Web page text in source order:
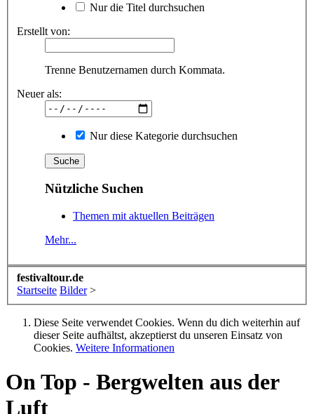
Nur die Titel durchsuchen
Erstellt von:
Trenne Benutzernamen durch Kommata.
Neuer als:
Nur diese Kategorie durchsuchen
Nützliche Suchen
Themen mit aktuellen Beiträgen
Mehr...
festivaltour.de
Startseite Bilder >
Diese Seite verwendet Cookies. Wenn du dich weiterhin auf
dieser Seite aufhältst, akzeptierst du unseren Einsatz von
Cookies. Weitere Informationen
On Top - Bergwelten aus der
Luft